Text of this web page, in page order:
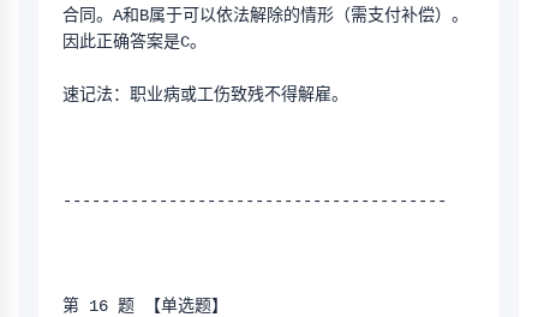
合同。A和B属于可以依法解除的情形（需支付补偿）。
因此正确答案是C。
速记法：职业病或工伤致残不得解雇。
----------------------------------------
第 16 题 【单选题】